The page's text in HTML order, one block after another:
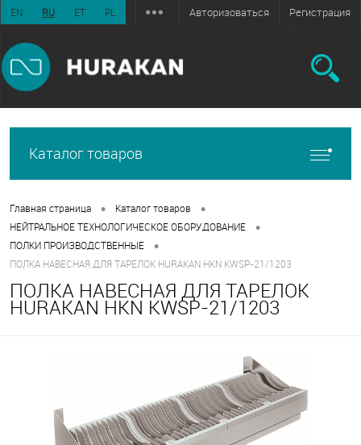
EN RU ET PL Авторизоваться Регистрация
Каталог товаров
Главная страница • Каталог товаров •
НЕЙТРАЛЬНОЕ ТЕХНОЛОГИЧЕСКОЕ ОБОРУДОВАНИЕ •
ПОЛКИ ПРОИЗВОДСТВЕННЫЕ •
ПОЛКА НАВЕСНАЯ ДЛЯ ТАРЕЛОК HURAKAN HKN KWSP-21/1203
ПОЛКА НАВЕСНАЯ ДЛЯ ТАРЕЛОК
HURAKAN HKN KWSP-21/1203